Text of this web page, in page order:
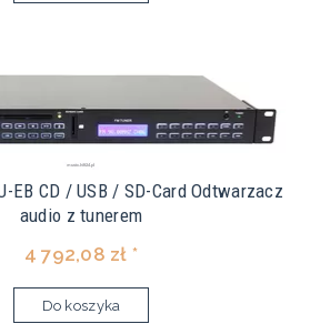
EB CD / USB / SD-Card Odtwarzacz
audio z tunerem
4 792,08 zł *
Do koszyka